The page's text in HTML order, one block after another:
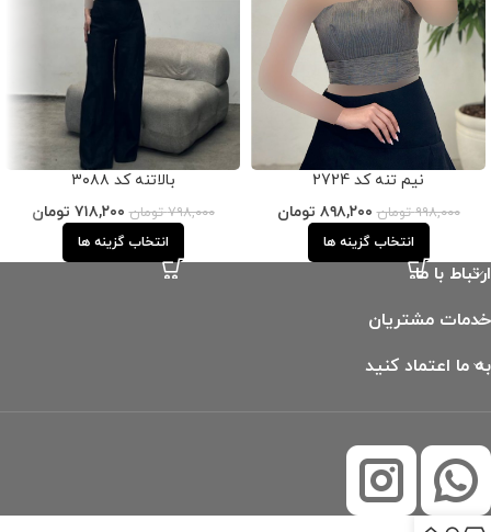
نیم تنه کد 2724
۹۹۸,۰۰۰ تومان ۸۹۸,۲۰۰ تومان
انتخاب گزینه ها
بالاتنه کد ۳۰۸۸
۷۹۸,۰۰۰ تومان ۷۱۸,۲۰۰ تومان
انتخاب گزینه ها
ارتباط با ما
خدمات مشتریان
به ما اعتماد کنید